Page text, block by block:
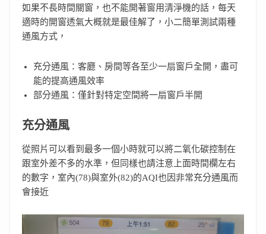
如果不長時間關窗，也不能開著窗用清淨機的話，每天
適時的開窗透氣大概就是最佳解了，小二簡單測試兩種
通風方式，
充分通風：客廳、房間等各至少一扇窗戶全開，盡可
能的提高通風效率
部分通風：僅針對特定空間將一扇窗戶半開
充分通風
從照片可以看到最多一個小時就可以將二氧化碳控制在
跟室外差不多的水準，但同樣也請注意上面時間欄左右
的數字，室內(78)與室外(82)的AQI也因非常充分通風而
會接近